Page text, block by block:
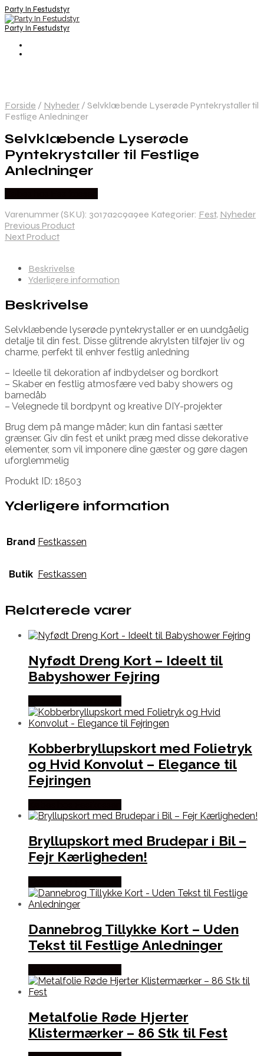
Party In Festudstyr
Party In Festudstyr
Forside / Nyheder / Selvklæbende Lyserøde Pyntekrystaller til
Festlige Anledninger
Selvklæbende Lyserøde
Pyntekrystaller til Festlige
Anledninger
Varenummer (SKU): 3017a2c9a9ee Kategorier: Fest, Nyheder
Previous Product
Next Product
Beskrivelse
Yderligere information
Beskrivelse
Selvklæbende lyserøde pyntekrystaller er en uundgåelig
detalje til din fest. Disse glitrende akrylsten tilføjer liv og
charme, perfekt til enhver festlig anledning
– Ideelle til dekoration af indbydelser og bordkort
– Skaber en festlig atmosfære ved baby showers og
barnedåb
– Velegnede til bordpynt og kreative DIY-projekter
Brug dem på mange måder; kun din fantasi sætter
grænser. Giv din fest et unikt præg med disse dekorative
elementer, som vil imponere dine gæster og gøre dagen
uforglemmelig
Produkt ID: 18503
Yderligere information
Brand Festkassen
Butik Festkassen
Relaterede varer
Nyfødt Dreng Kort – Ideelt til
Babyshower Fejring
Kobberbryllupskort med Folietryk
og Hvid Konvolut – Elegance til
Fejringen
Bryllupskort med Brudepar i Bil –
Fejr Kærligheden!
Dannebrog Tillykke Kort – Uden
Tekst til Festlige Anledninger
Metalfolie Røde Hjerter
Klistermærker – 86 Stk til Fest